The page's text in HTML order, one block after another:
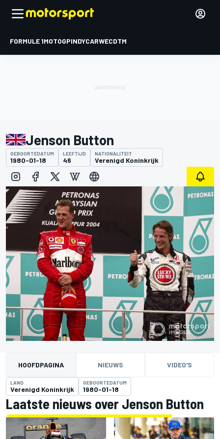
FORMULE 1MOTOGPINDYCARWECDTM
Jenson Button
GEBOORTEDATUM
1980-01-18
LEEFTIJD
46
NATIONALITEIT
Verenigd Koninkrijk
HOOFDPAGINA NIEUWS VIDEO'S
LAND
Verenigd Koninkrijk
GEBOORTEDATUM
1980-01-18
Laatste nieuws over Jenson Button